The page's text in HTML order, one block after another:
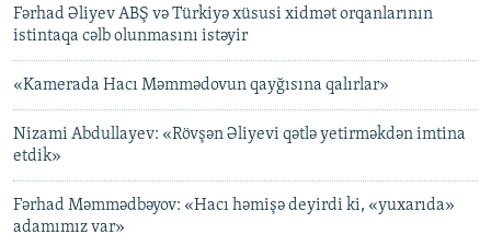
Fərhad Əliyev ABŞ və Türkiyə xüsusi xidmət orqanlarının
istintaqa cəlb olunmasını istəyir
«Kamerada Hacı Məmmədovun qayğısına qalırlar»
Nizami Abdullayev: «Rövşən Əliyevi qətlə yetirməkdən imtina
etdik»
Fərhad Məmmədbəyov: «Hacı həmişə deyirdi ki, «yuxarıda»
adamımız var»